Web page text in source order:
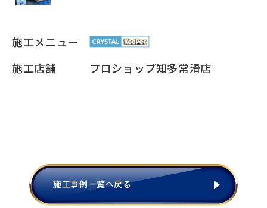
施工メニュー
施工店舗
プロショップ知多常滑店
施工事例一覧へ戻る